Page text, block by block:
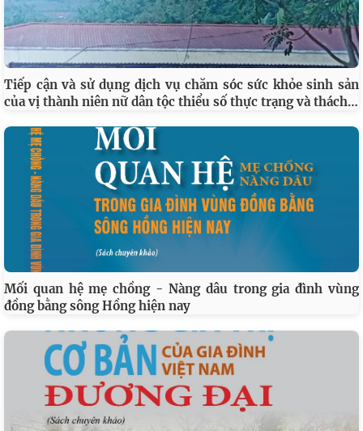
Tiếp cận và sử dụng dịch vụ chăm sóc sức khỏe sinh sản
của vị thành niên nữ dân tộc thiểu số thực trạng và thách…
Mối quan hệ mẹ chồng - Nàng dâu trong gia đình vùng
đồng bằng sông Hồng hiện nay